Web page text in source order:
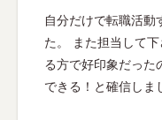
自分だけで転職活動
た。 また担当して
る方で好印象だった
できる！と確信しま